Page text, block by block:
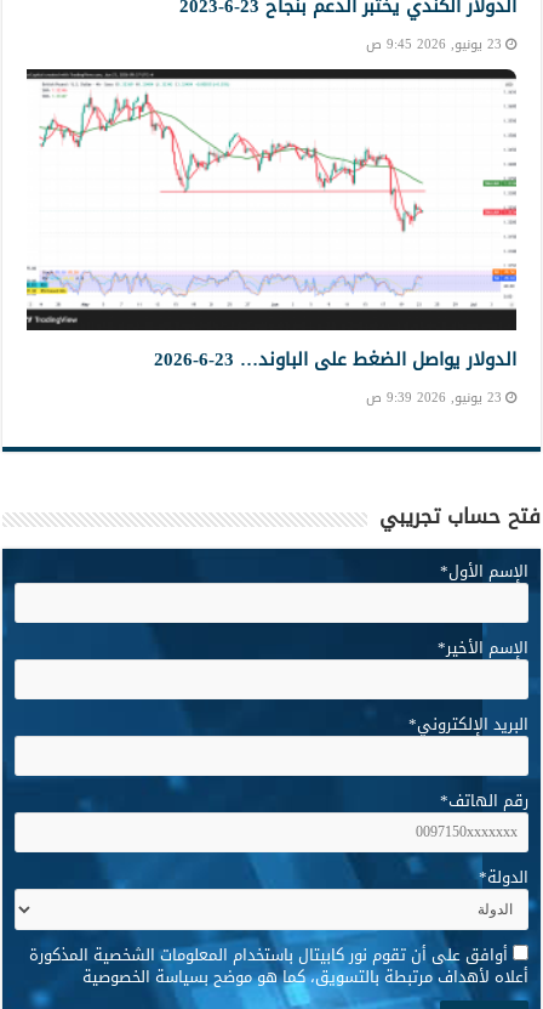
23 يونيو, 2026 9:45 ص
الدولار يواصل الضغط على الباوند… 23-6-2026
23 يونيو, 2026 9:39 ص
فتح حساب تجريبي
الإسم الأول*
الإسم الأخير*
البريد الإلكتروني*
رقم الهاتف*
الدولة*
* أوافق على أن تقوم نور كابيتال باستخدام المعلومات الشخصية المذكورة
أعلاه لأهداف مرتبطة بالتسويق، كما هو موضح بسياسة الخصوصية